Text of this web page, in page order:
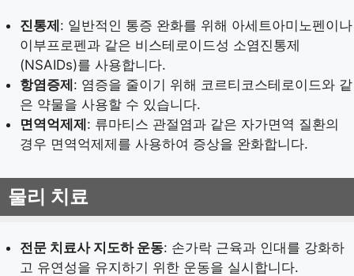
진통제: 일반적인 통증 완화를 위해 아세트아미노펜이나
이부프로펜과 같은 비스테로이드성 소염진통제
(NSAIDs)를 사용합니다.
항염증제: 염증을 줄이기 위해 코르티코스테로이드와 같
은 약물을 사용할 수 있습니다.
면역억제제: 류마티스 관절염과 같은 자가면역 질환의
경우 면역억제제를 사용하여 증상을 완화합니다.
물리 치료
전문 치료사 지도하 운동: 손가락 근육과 인대를 강화하
고 유연성을 유지하기 위한 운동을 실시합니다.